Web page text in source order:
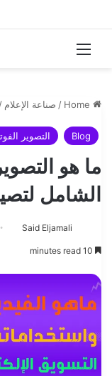
Menu
/ صناعة الإعلام /
Blog التصوير
ما هو
الشامل
Said Eljamali